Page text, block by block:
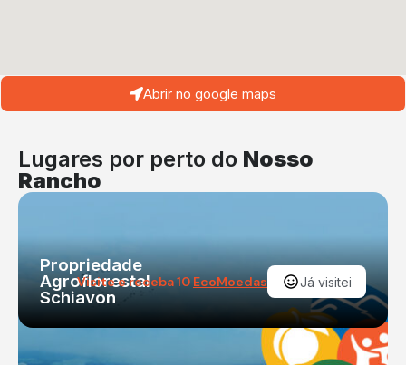
Abrir no google maps
Lugares por perto do Nosso
Rancho
Propriedade
Agroflorestal
Schiavon
Visite e receba 10 EcoMoedas Já visitei